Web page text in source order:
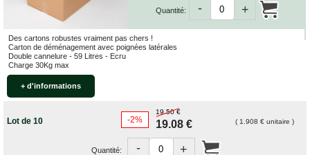
Protection
Sac
fourre-
tout,
sachet
à
quincaillerie
Angles,
Des cartons robustes vraiment pas chers !
Carton de déménagement avec poignées latérales
Double cannelure - 59 Litres - Ecru
Charge 30Kg max
+ d'informations
Quantité: +
-
Lot de 10 -2%
19.50 €
19.08 € ( 1.908 € unitaire )
Quantité: +
-